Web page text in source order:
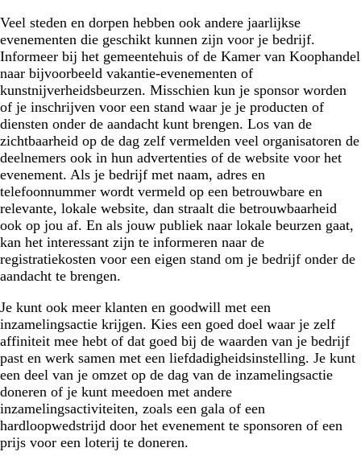
Veel steden en dorpen hebben ook andere jaarlijkse
evenementen die geschikt kunnen zijn voor je bedrijf.
Informeer bij het gemeentehuis of de Kamer van Koophandel
naar bijvoorbeeld vakantie-evenementen of
kunstnijverheidsbeurzen. Misschien kun je sponsor worden
of je inschrijven voor een stand waar je je producten of
diensten onder de aandacht kunt brengen. Los van de
zichtbaarheid op de dag zelf vermelden veel organisatoren de
deelnemers ook in hun advertenties of de website voor het
evenement. Als je bedrijf met naam, adres en
telefoonnummer wordt vermeld op een betrouwbare en
relevante, lokale website, dan straalt die betrouwbaarheid
ook op jou af. En als jouw publiek naar lokale beurzen gaat,
kan het interessant zijn te informeren naar de
registratiekosten voor een eigen stand om je bedrijf onder de
aandacht te brengen.
Je kunt ook meer klanten en goodwill met een
inzamelingsactie krijgen. Kies een goed doel waar je zelf
affiniteit mee hebt of dat goed bij de waarden van je bedrijf
past en werk samen met een liefdadigheidsinstelling. Je kunt
een deel van je omzet op de dag van de inzamelingsactie
doneren of je kunt meedoen met andere
inzamelingsactiviteiten, zoals een gala of een
hardloopwedstrijd door het evenement te sponsoren of een
prijs voor een loterij te doneren.